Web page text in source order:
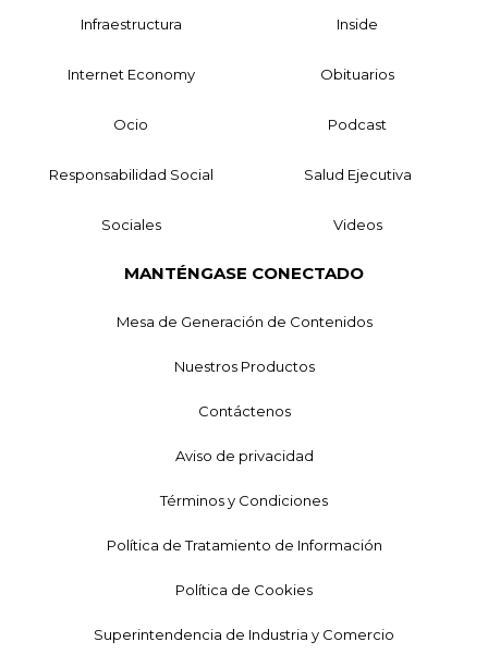
Infraestructura Inside
Internet Economy Obituarios
Ocio Podcast
Responsabilidad Social Salud Ejecutiva
Sociales Videos
MANTÉNGASE CONECTADO
Mesa de Generación de Contenidos
Nuestros Productos
Contáctenos
Aviso de privacidad
Términos y Condiciones
Política de Tratamiento de Información
Política de Cookies
Superintendencia de Industria y Comercio